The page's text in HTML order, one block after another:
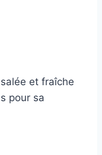
et fraîche
pour sa